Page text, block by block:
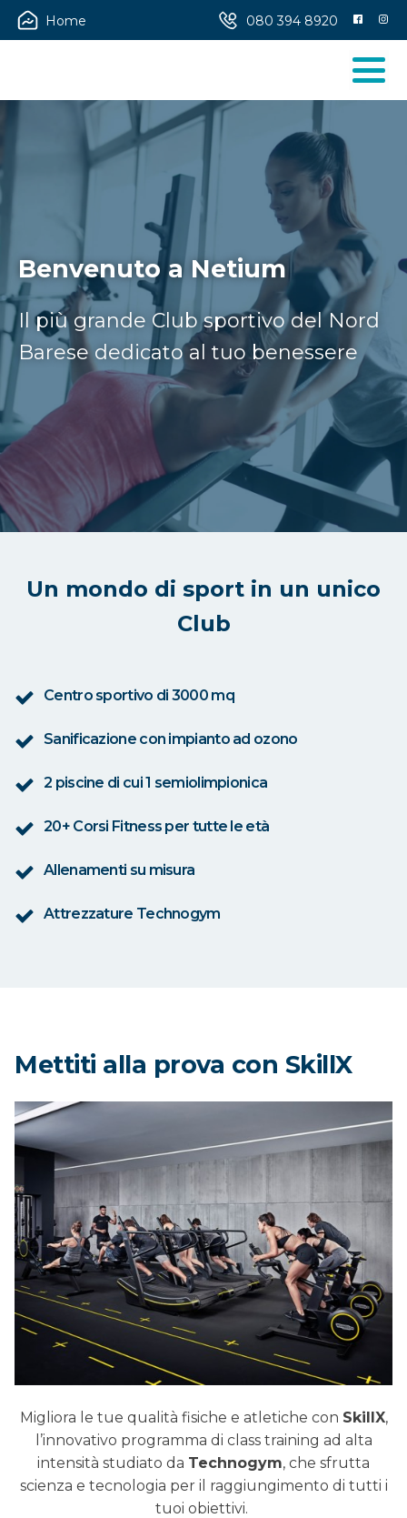
Home 080 394 8920
Benvenuto a ​​Netium
Il più grande Club sportivo del Nord
Barese dedicato al tuo benessere
Un mondo di sport in un unico
Club
Centro sportivo di 3000 mq
Sanificazione con impianto ad ozono
2 piscine di cui 1 semiolimpionica
20+ Corsi Fitness per tutte le età
Allenamenti su misura
Attrezzature Technogym
Mettiti alla prova con SkillX
Migliora le tue qualità fisiche e atletiche con SkillX,
l’innovativo programma di class training ad alta
intensità studiato da Technogym, che sfrutta
scienza e tecnologia per il raggiungimento di tutti i
tuoi obiettivi.